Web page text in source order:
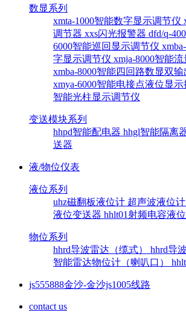
数显系列
xmta-1000智能数字显示调节仪
调节器 xxs闪光报警器 dfd/q-
6000智能巡回显示调节仪
字显示调节仪 xmja-8000智能
xmba-8000智能四回路数显双
xmya-6000智能电接点液位显
智能光柱显示调节仪
变送模块系列
hhpd智能配电器 hhgl智能隔离
送器
液/物位仪表
液位系列
uhz磁翻板液位计 超声波液位计
液位变送器 hhlt01射频电容液
物位系列
hhrd导波雷达（缆式） hhrd导
智能雷达物位计（喇叭口）
js555888金沙-金沙js1005线路
contact us